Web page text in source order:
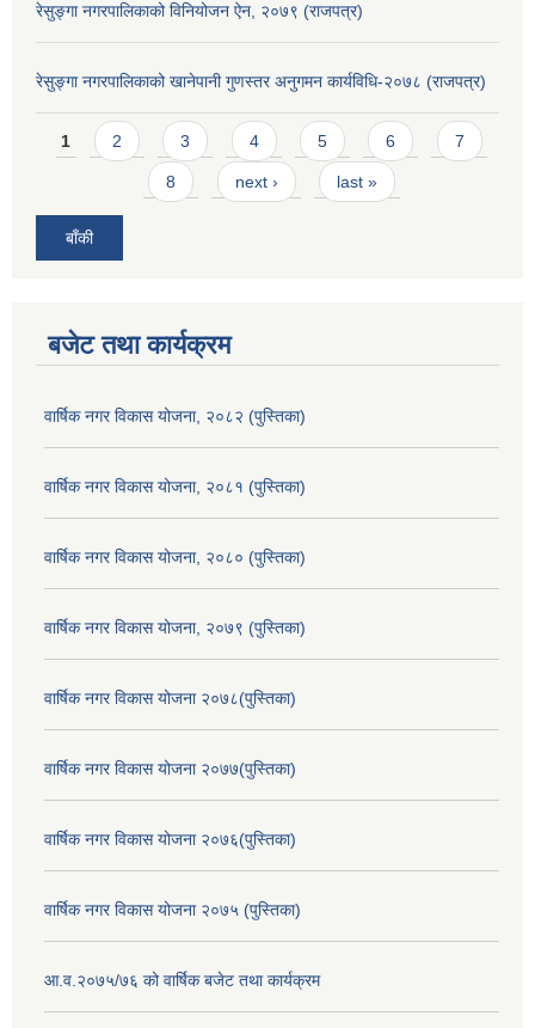
रेसुङ्गा नगरपालिकाको विनियोजन ऐन, २०७९ (राजपत्र)
रेसुङ्गा नगरपालिकाको खानेपानी गुणस्तर अनुगमन कार्यविधि-२०७८ (राजपत्र)
Pages
1 2 3 4 5 6 7
8 next › last »
बाँकी
बजेट तथा कार्यक्रम
वार्षिक नगर विकास योजना, २०८२ (पुस्तिका)
वार्षिक नगर विकास योजना, २०८१ (पुस्तिका)
वार्षिक नगर विकास योजना, २०८० (पुस्तिका)
वार्षिक नगर विकास योजना, २०७९ (पुस्तिका)
वार्षिक नगर विकास योजना २०७८(पुस्तिका)
वार्षिक नगर विकास योजना २०७७(पुस्तिका)
वार्षिक नगर विकास योजना २०७६(पुस्तिका)
वार्षिक नगर विकास योजना २०७५ (पुस्तिका)
आ.व.२०७५/७६ को वार्षिक बजेट तथा कार्यक्रम